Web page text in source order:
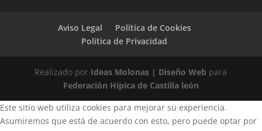
Aviso Legal
Política de Cookies
Política de Privacidad
Realizado por Ideas Molonas | Diseño Web para
Federación Hípica de Castilla león
Este sitio web utiliza cookies para mejorar su experiencia.
Asumiremos que está de acuerdo con esto, pero puede optar por